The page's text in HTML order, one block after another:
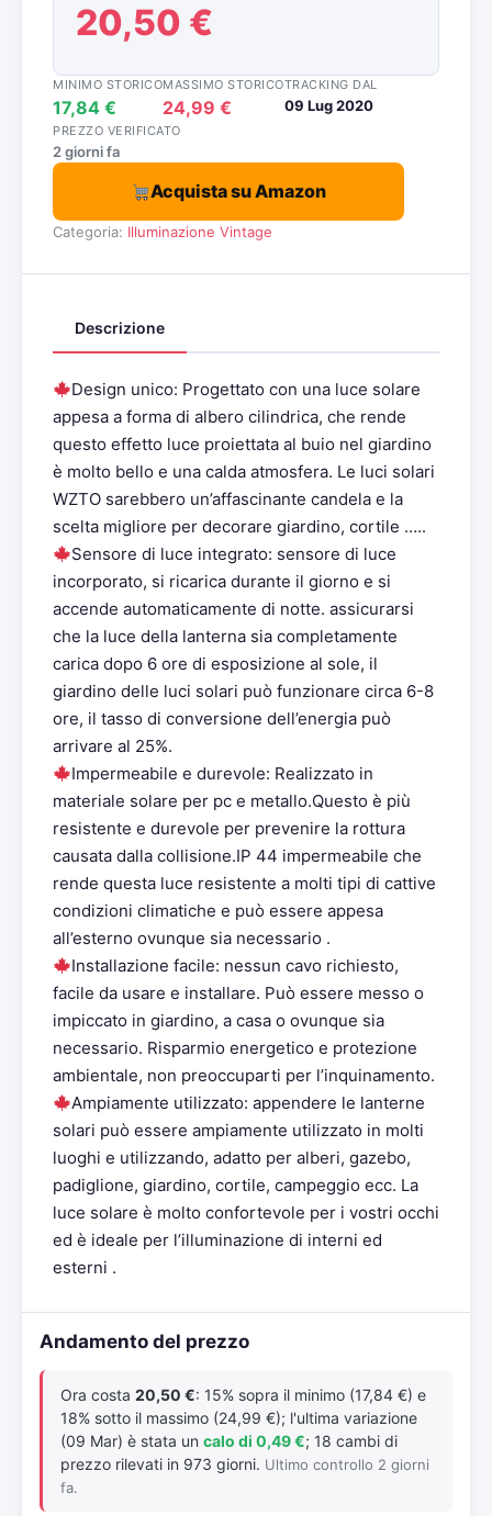
20,50 €
MINIMO STORICO
17,84 €
MASSIMO STORICO
24,99 €
TRACKING DAL
09 Lug 2020
PREZZO VERIFICATO
2 giorni fa
Acquista su Amazon
Categoria: Illuminazione Vintage
Descrizione
Design unico: Progettato con una luce solare
appesa a forma di albero cilindrica, che rende
questo effetto luce proiettata al buio nel giardino
è molto bello e una calda atmosfera. Le luci solari
WZTO sarebbero un’affascinante candela e la
scelta migliore per decorare giardino, cortile …..
Sensore di luce integrato: sensore di luce
incorporato, si ricarica durante il giorno e si
accende automaticamente di notte. assicurarsi
che la luce della lanterna sia completamente
carica dopo 6 ore di esposizione al sole, il
giardino delle luci solari può funzionare circa 6-8
ore, il tasso di conversione dell’energia può
arrivare al 25%.
Impermeabile e durevole: Realizzato in
materiale solare per pc e metallo.Questo è più
resistente e durevole per prevenire la rottura
causata dalla collisione.IP 44 impermeabile che
rende questa luce resistente a molti tipi di cattive
condizioni climatiche e può essere appesa
all’esterno ovunque sia necessario .
Installazione facile: nessun cavo richiesto,
facile da usare e installare. Può essere messo o
impiccato in giardino, a casa o ovunque sia
necessario. Risparmio energetico e protezione
ambientale, non preoccuparti per l’inquinamento.
Ampiamente utilizzato: appendere le lanterne
solari può essere ampiamente utilizzato in molti
luoghi e utilizzando, adatto per alberi, gazebo,
padiglione, giardino, cortile, campeggio ecc. La
luce solare è molto confortevole per i vostri occhi
ed è ideale per l’illuminazione di interni ed
esterni .
Andamento del prezzo
Ora costa 20,50 €: 15% sopra il minimo (17,84 €) e
18% sotto il massimo (24,99 €); l'ultima variazione
(09 Mar) è stata un calo di 0,49 €; 18 cambi di
prezzo rilevati in 973 giorni. Ultimo controllo 2 giorni
fa.